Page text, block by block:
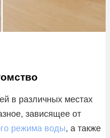
в различных местах
зависящее от
режима воды, а также